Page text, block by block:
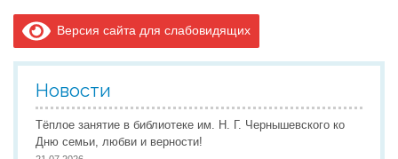
Версия сайта для слабовидящих
Новости
Тёплое занятие в библиотеке им. Н. Г. Чернышевского ко
Дню семьи, любви и верности!